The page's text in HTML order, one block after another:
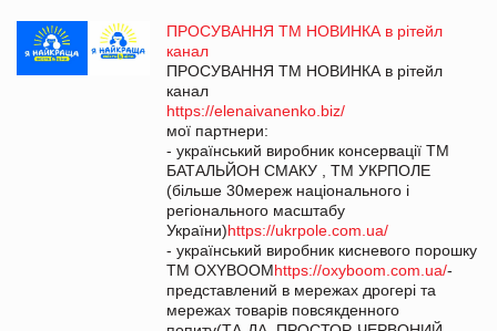
ПРОСУВАННЯ ТМ НОВИНКА в рітейл
канал
ПРОСУВАННЯ ТМ НОВИНКА в рітейл
канал
https://elenaivanenko.biz/
мої партнери:
- український виробник консервації ТМ
БАТАЛЬЙОН СМАКУ , ТМ УКРПОЛЕ
(більше 30мереж національного і
регіонального масштабу
України)https://ukrpole.com.ua/
- український виробник кисневого порошку
ТМ OXYBOOMhttps://oxyboom.com.ua/-
представлений в мережах дрогері та
мережах товарів повсякденного